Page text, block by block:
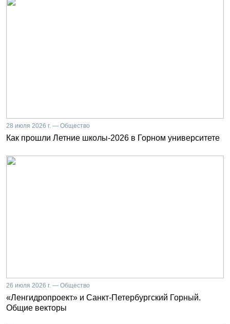
28 июля 2026 г. — Общество
Как прошли Летние школы-2026 в Горном университете
26 июля 2026 г. — Общество
«Ленгидропроект» и Санкт-Петербургский Горный.
Общие векторы